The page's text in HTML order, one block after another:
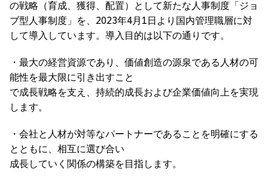
の戦略（育成、獲得、配置）として新たな人事制度「ジョ
ブ型人事制度」を、2023年4月1日より国内管理職層に対
して導入しています。導入目的は以下の通りです。
・最大の経営資源であり、価値創造の源泉である人材の可
能性を最大限に引き出すこと
で成長戦略を支え、持続的成長および企業価値向上を実現
します。
・会社と人材が対等なパートナーであることを明確にする
とともに、相互に選び合い
成長していく関係の構築を目指します。